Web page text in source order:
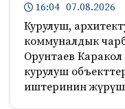
16:04 07.08.2026
Курулуш,
коммуналдык
Орунтаев
курулуш
иштеринин